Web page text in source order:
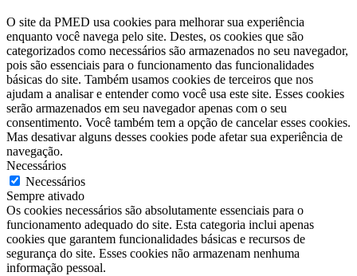
O site da PMED usa cookies para melhorar sua experiência
enquanto você navega pelo site. Destes, os cookies que são
categorizados como necessários são armazenados no seu navegador,
pois são essenciais para o funcionamento das funcionalidades
básicas do site. Também usamos cookies de terceiros que nos
ajudam a analisar e entender como você usa este site. Esses cookies
serão armazenados em seu navegador apenas com o seu
consentimento. Você também tem a opção de cancelar esses cookies.
Mas desativar alguns desses cookies pode afetar sua experiência de
navegação.
Necessários
Necessários
Sempre ativado
Os cookies necessários são absolutamente essenciais para o
funcionamento adequado do site. Esta categoria inclui apenas
cookies que garantem funcionalidades básicas e recursos de
segurança do site. Esses cookies não armazenam nenhuma
informação pessoal.